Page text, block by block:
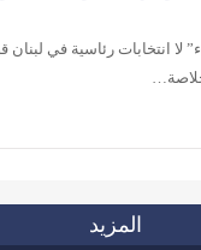
لا انتخابات رئاسية في
المزيد